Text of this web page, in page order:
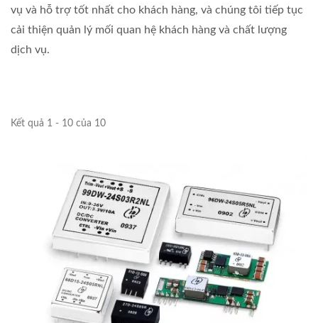
vụ và hỗ trợ tốt nhất cho khách hàng, và chúng tôi tiếp tục
cải thiện quản lý mối quan hệ khách hàng và chất lượng
dịch vụ.
Kết quả 1 - 10 của 10